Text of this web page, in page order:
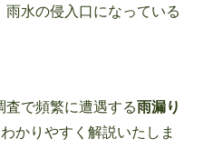
水の侵入口になっている
査で頻繁に遭遇する雨漏り
かりやすく解説いたしま